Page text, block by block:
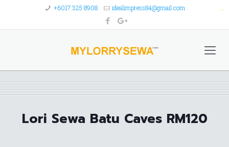
+6017 325 8908 idealimpress84@gmail.com
Lori Sewa Batu Caves RM120